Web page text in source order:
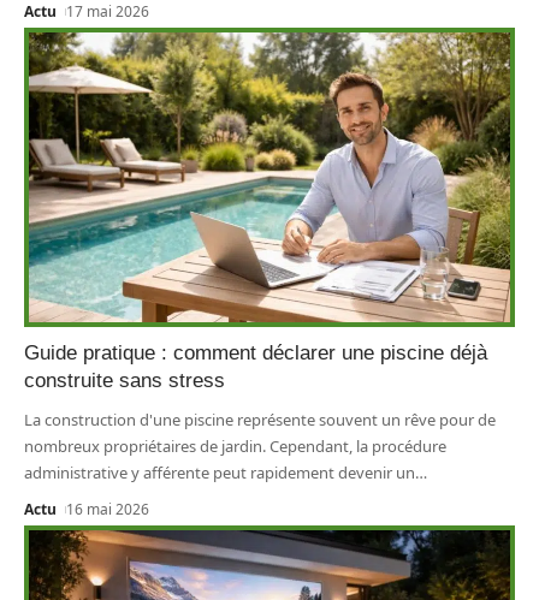
Actu 17 mai 2026
Guide pratique : comment déclarer une piscine déjà
construite sans stress
La construction d'une piscine représente souvent un rêve pour de
nombreux propriétaires de jardin. Cependant, la procédure
administrative y afférente peut rapidement devenir un…
Actu 16 mai 2026